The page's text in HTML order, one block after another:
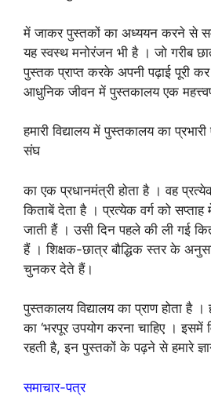
में जाकर पुस्तकों का अध्ययन करने से
यह स्वस्थ मनोरंजन भी है । जो गरीब
पुस्तक प्राप्त करके अपनी पढ़ाई पूरी
आधुनिक जीवन में पुस्तकालय एक
हमारी विद्यालय में पुस्तकालय का
संघ
का एक प्रधानमंत्री होता है । वह
किताबें देता है । प्रत्येक वर्ग को सप्ताह
जाती हैं । उसी दिन पहले की ली गई
हैं । शिक्षक-छात्र बौद्धिक स्तर के
चुनकर देते हैं।
पुस्तकालय विद्यालय का प्राण होता है
का ‘भरपूर उपयोग करना चाहिए । इसमें
रहती है, इन पुस्तकों के पढ़ने से हमारे
समाचार-पत्र